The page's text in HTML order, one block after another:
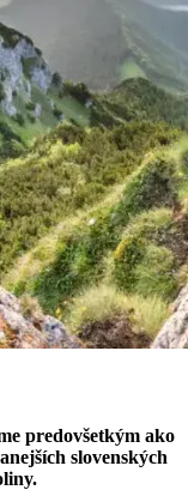
predovšetkým ako
slovenských